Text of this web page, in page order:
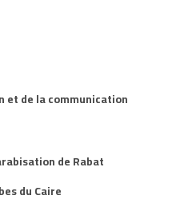
de la communication
de Rabat
du Caire